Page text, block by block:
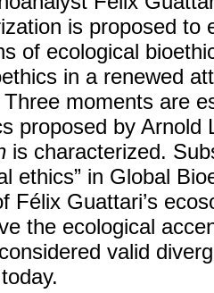
is proposed to
of ecological
in a renewed
moments are
proposed by
is characterized.
ethics” in Global
Félix Guattari’s
the ecological
valid